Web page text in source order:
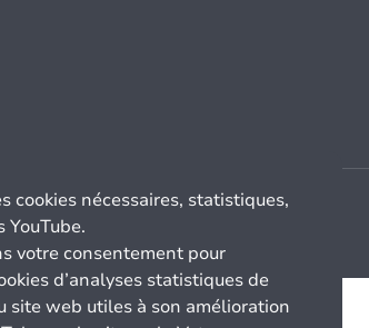
cookies nécessaires, statistiques,
YouTube.
votre consentement pour
d’analyses statistiques de
site web utiles à son amélioration